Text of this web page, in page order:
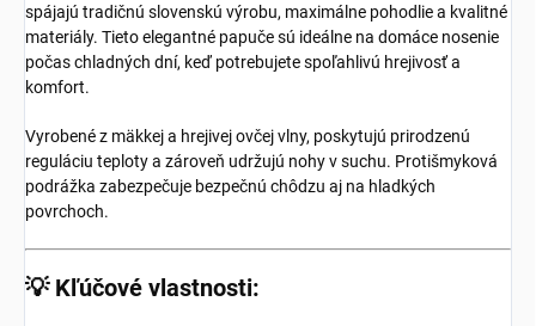
spájajú tradičnú slovenskú výrobu, maximálne pohodlie a kvalitné
materiály. Tieto elegantné papuče sú ideálne na domáce nosenie
počas chladných dní, keď potrebujete spoľahlivú hrejivosť a
komfort.
Vyrobené z mäkkej a hrejivej ovčej vlny, poskytujú prirodzenú
reguláciu teploty a zároveň udržujú nohy v suchu. Protišmyková
podrážka zabezpečuje bezpečnú chôdzu aj na hladkých
povrchoch.
💡 Kľúčové vlastnosti: